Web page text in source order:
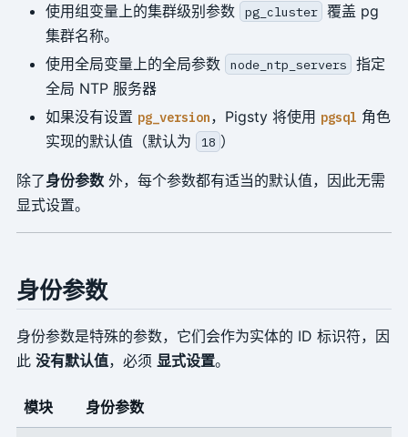
使用组变量上的集群级别参数
pg_cluster 覆盖 pg
集群名称。
使用全局变量上的全局参数
node_ntp_servers
指定
全局 NTP 服务器
如果没有设置 pg_version，Pigsty 将使用 pgsql 角色
实现的默认值（默认为
18 ）
除了身份参数外，每个参数都有适当的默认值，因此无需
显式设置。
身份参数
身份参数是特殊的参数，它们会作为实体的 ID 标识符，因
此 没有默认值，必须 显式设置。
模块 身份参数